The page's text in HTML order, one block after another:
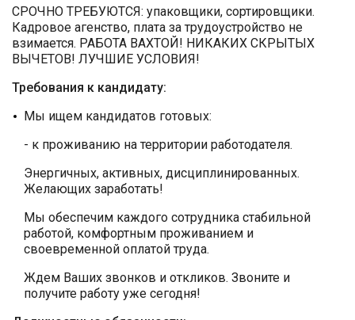
СРОЧНО ТРЕБУЮТСЯ: упаковщики, сортировщики.
Кадровое агенство, плата за трудоустройство не
взимается. РАБОТА ВАХТОЙ! НИКАКИХ СКРЫТЫХ
ВЫЧЕТОВ! ЛУЧШИЕ УСЛОВИЯ!
Требования к кандидату:
Мы ищем кандидатов готовых:
- к проживанию на территории работодателя.
Энергичных, активных, дисциплинированных.
Желающих заработать!
Мы обеспечим каждого сотрудника стабильной
работой, комфортным проживанием и
своевременной оплатой труда.
Ждем Ваших звонков и откликов. Звоните и
получите работу уже сегодня!